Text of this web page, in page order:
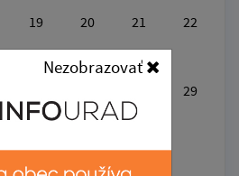
Nezobrazovať
19 20 21 22
PL
29